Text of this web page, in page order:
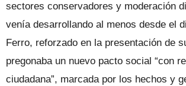
sectores conservadores y moderación
venía desarrollando al menos desde el
Ferro, reforzado en la presentación de
pregonaba un nuevo pacto social “con
ciudadana”, marcada por los hechos y